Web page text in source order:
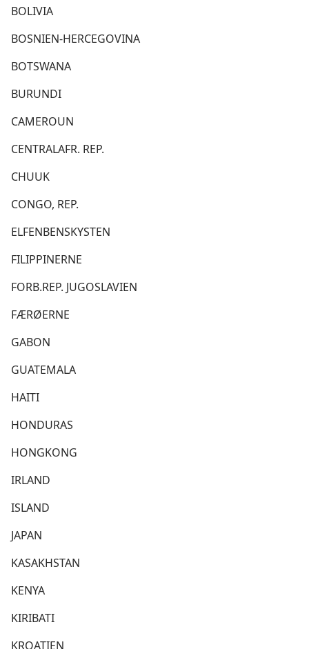
BOLIVIA
BOSNIEN-HERCEGOVINA
BOTSWANA
BURUNDI
CAMEROUN
CENTRALAFR. REP.
CHUUK
CONGO, REP.
ELFENBENSKYSTEN
FILIPPINERNE
FORB.REP. JUGOSLAVIEN
FÆRØERNE
GABON
GUATEMALA
HAITI
HONDURAS
HONGKONG
IRLAND
ISLAND
JAPAN
KASAKHSTAN
KENYA
KIRIBATI
KROATIEN